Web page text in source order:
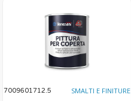
7009601712.5 SMALTI E FINITURE